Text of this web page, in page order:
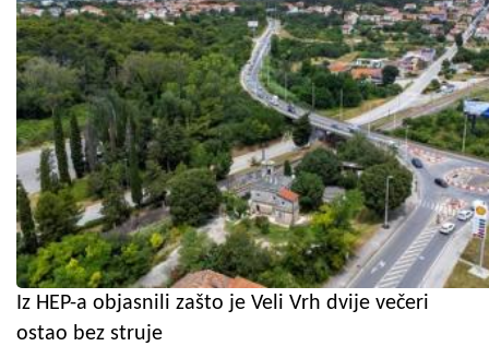
Iz HEP-a objasnili zašto je Veli Vrh dvije večeri
ostao bez struje